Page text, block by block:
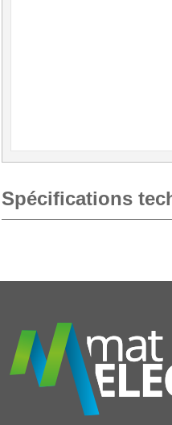
Spécifications